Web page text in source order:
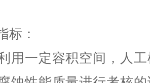
标：
用一定容积空间，人